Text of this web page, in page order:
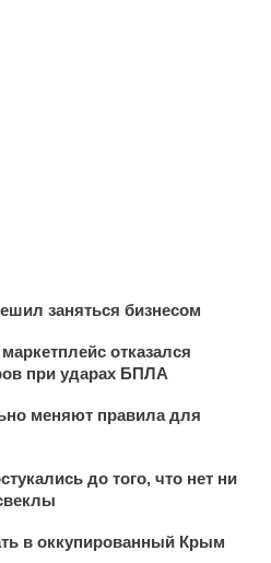
заняться бизнесом
отказался
при ударах БПЛА
меняют правила для
до того, что нет ни
в оккупированный Крым